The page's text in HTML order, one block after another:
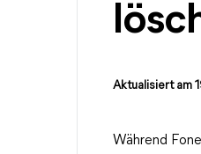
Aktualisiert am
Während